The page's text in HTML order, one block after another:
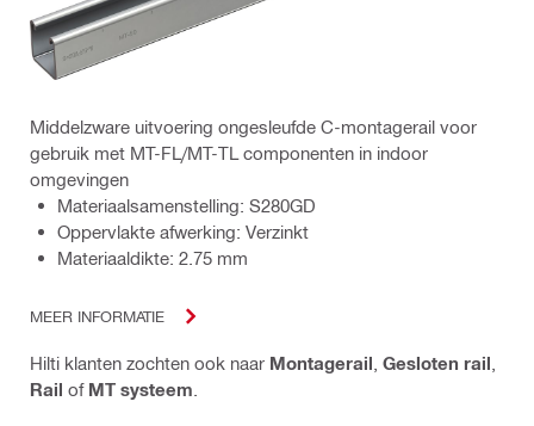
Middelzware uitvoering ongesleufde C-montagerail voor
gebruik met MT-FL/MT-TL componenten in indoor
omgevingen
Materiaalsamenstelling: S280GD
Oppervlakte afwerking: Verzinkt
Materiaaldikte: 2.75 mm
MEER INFORMATIE
Hilti klanten zochten ook naar Montagerail Gesloten rail
Rail of MT systeem